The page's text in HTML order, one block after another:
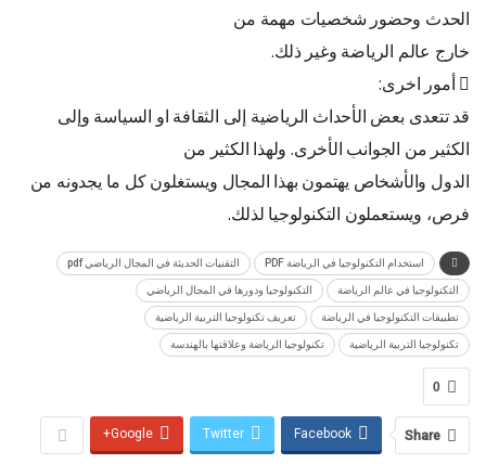
الحدث وحضور شخصيات مهمة من
خارج عالم الرياضة وغير ذلك.
 أمور اخرى:
قد تتعدى بعض الأحداث الرياضية إلى الثقافة او السياسة وإلى
الكثير من الجوانب الأخرى. ولهذا الكثير من
الدول والأشخاص يهتمون بهذا المجال ويستغلون كل ما يجدونه من
فرص، ويستعملون التكنولوجيا لذلك.
استخدام التكنولوجيا في الرياضة PDF التقنيات الحديثة في المجال الرياضي pdf
التكنولوجيا في عالم الرياضة التكنولوجيا ودورها في المجال الرياضي
تطبيقات التكنولوجيا في الرياضة تعريف تكنولوجيا التربية الرياضية
تكنولوجيا التربية الرياضية تكنولوجيا الرياضة وعلاقتها بالهندسة
0
Share
Facebook
Twitter
Google+